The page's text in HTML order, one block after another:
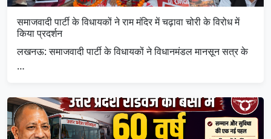
समाजवादी पार्टी के विधायकों ने राम मंदिर में चढ़ावा चोरी के विरोध में
किया प्रदर्शन
लखनऊ: समाजवादी पार्टी के विधायकों ने विधानमंडल मानसून सत्र के
…